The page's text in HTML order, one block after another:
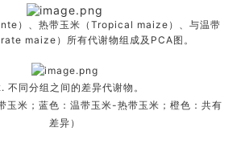
）、热带玉米（Tropical maize）、与温带
maize）所有代谢物组成及PCA图。
不同分组之间的差异代谢物。
玉米；蓝色：温带玉米-热带玉米；橙色：共有
差异）